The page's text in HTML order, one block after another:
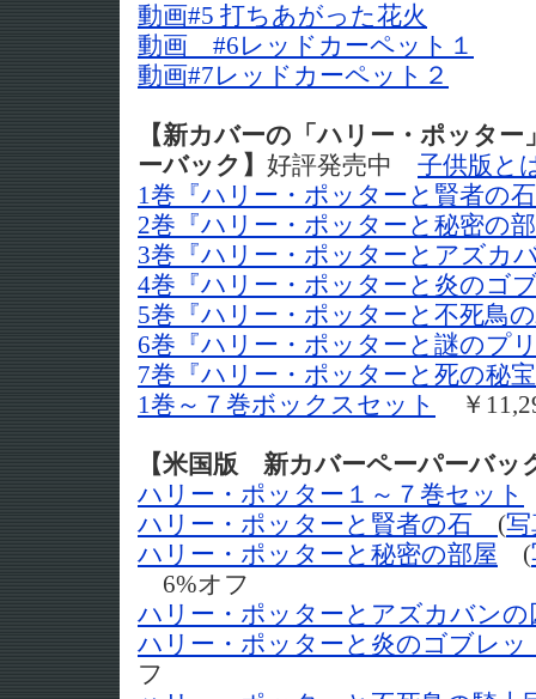
動画#5 打ちあがった花火
動画 #6レッドカーペット１
動画#7レッドカーペット２
【新カバーの「ハリー・ポッタ
ーバック】 好評発売中 子供版と
1巻『ハリー・ポッターと賢者の
2巻『ハリー・ポッターと秘密の
3巻『ハリー・ポッターとアズカ
4巻『ハリー・ポッターと炎のゴ
5巻『ハリー・ポッターと不死鳥
6巻『ハリー・ポッターと謎のプ
7巻『ハリー・ポッターと死の秘
1巻～７巻ボックスセット
￥
【米国版 新カバーペーパーバッ
ハリー・ポッター１～７巻セット
ハリー・ポッターと賢者の石 (写
ハリー・ポッターと秘密の部屋 (
6%オフ
ハリー・ポッターとアズカバンの
ハリー・ポッターと炎のゴブレッ
フ